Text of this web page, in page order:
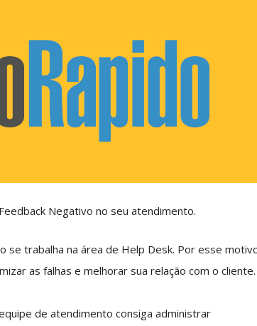
Negativo no seu atendimento.
se trabalha na área de Help Desk. Por esse
as falhas e melhorar sua relação com o cliente.
de atendimento consiga administrar